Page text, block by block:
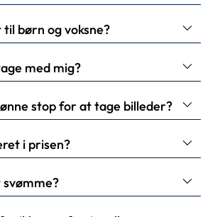
børn og voksne?
med mig?
stop for at tage billeder?
i prisen?